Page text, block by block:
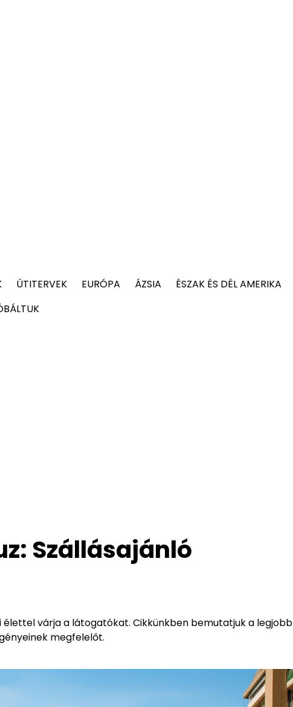
ÚTITERVEK EURÓPA ÁZSIA ÉSZAK ÉS DÉL AMERIKA
Szállásajánló
várja a látogatókat. Cikkünkben bemutatjuk a legjobb
megfelelőt.